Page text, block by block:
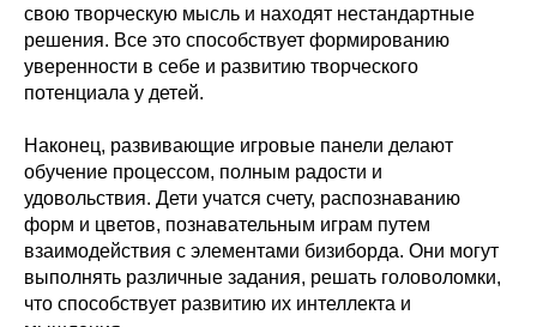
свою творческую мысль и находят нестандартные
решения. Все это способствует формированию
уверенности в себе и развитию творческого
потенциала у детей.
Наконец, развивающие игровые панели делают
обучение процессом, полным радости и
удовольствия. Дети учатся счету, распознаванию
форм и цветов, познавательным играм путем
взаимодействия с элементами бизиборда. Они могут
выполнять различные задания, решать головоломки,
что способствует развитию их интеллекта и